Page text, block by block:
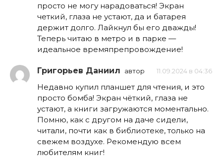
просто не могу нарадоваться! Экран
четкий, глаза не устают, да и батарея
держит долго. Лайкнул бы его дважды!
Теперь читаю в метро и в парке —
идеальное времяпрепровождение!
Григорьев Даниил автор 11.09.2024 в 04:36
Недавно купил планшет для чтения, и это
просто бомба! Экран чёткий, глаза не
устают, а книги загружаются моментально.
Помню, как с другом на даче сидели,
читали, почти как в библиотеке, только на
свежем воздухе. Рекомендую всем
любителям книг!